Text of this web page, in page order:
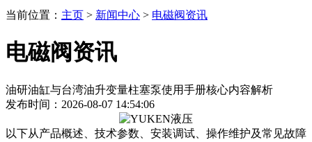
当前位置： 主页 > 新闻中心 > 电磁阀资讯
电磁阀资讯
油研油缸与台湾油升变量柱塞泵使用手册核心内容解析
发布时间：2026-08-07 14:54:06
以下从产品概述、技术参数、安装调试、操作维护及常见故障